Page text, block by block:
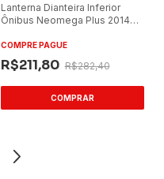
Lanterna Dianteira Inferior
Ônibus Neomega Plus 2014
Lado Esquerdo LED
COMPRE PAGUE
R$211,80 R$282,40